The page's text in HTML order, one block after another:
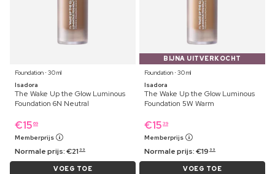
Foundation ⋅ 30 ml
Isadora
The Wake Up the Glow Luminous
Foundation 6N Neutral
€15 69
Memberprijs
Normale prijs:€21 99
VOEG TOE
BIJNA UITVERKOCHT
Foundation ⋅ 30 ml
Isadora
The Wake Up the Glow Luminous
Foundation 5W Warm
€15 39
Memberprijs
Normale prijs:€19 99
VOEG TOE